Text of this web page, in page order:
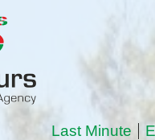
Last Minute